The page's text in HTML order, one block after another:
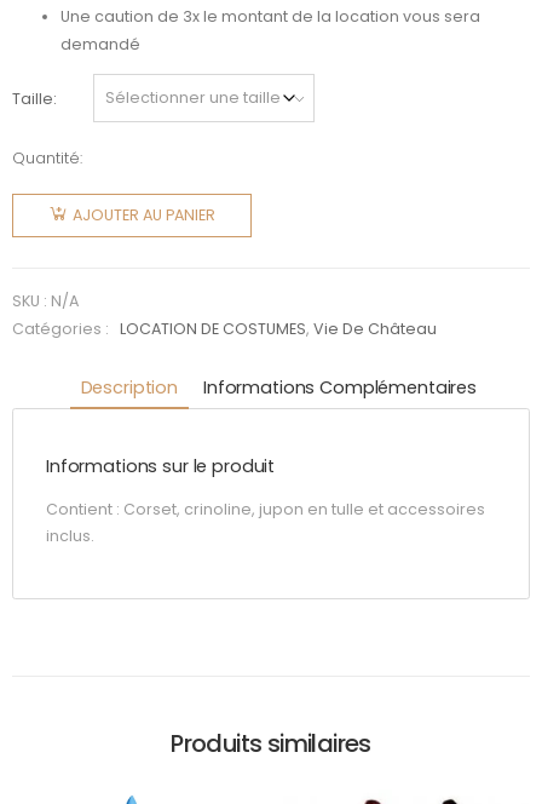
Une caution de 3x le montant de la location vous sera
demandé
Taille
Quantité:
quantité
Duchesse
AJOUTER AU PANIER
SKU : N/A
Catégories :
LOCATION DE COSTUMES,Vie De Château
Description Informations Complémentaires
Informations sur le produit
Contient : Corset, crinoline, jupon en tulle et accessoires
inclus.
Produits similaires